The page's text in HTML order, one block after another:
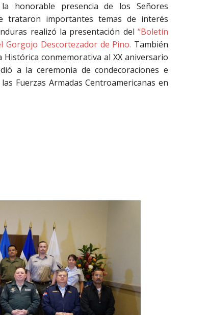
honorable presencia de los Señores
trataron importantes temas de interés
realizó la presentación del “Boletín
Gorgojo Descortezador de Pino. También
conmemorativa al XX aniversario
a la ceremonia de condecoraciones e
Fuerzas Armadas Centroamericanas en